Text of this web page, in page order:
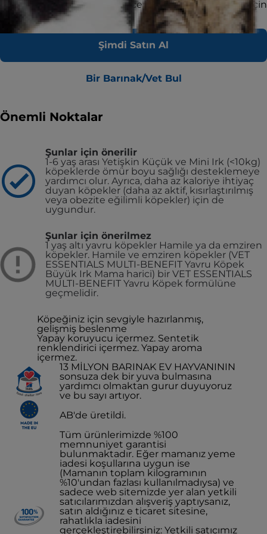
iyi hale getirmek ve daha nice yarınları desteklemek için
harika lezzetli beslenme.
Şimdi Satın Al
Bir Barınak/Vet Bul
Önemli Noktalar
Şunlar için önerilir
1-6 yaş arası Yetişkin Küçük ve Mini Irk (<10kg)
köpeklerde ömür boyu sağlığı desteklemeye
yardımcı olur. Ayrıca, daha az kaloriye ihtiyaç
duyan köpekler (daha az aktif, kısırlaştırılmış
veya obezite eğilimli köpekler) için de
uygundur.
Şunlar için önerilmez
1 yaş altı yavru köpekler Hamile ya da emziren
köpekler. Hamile ve emziren köpekler (VET
ESSENTIALS MULTI-BENEFIT Yavru Köpek
Büyük Irk Mama harici) bir VET ESSENTIALS
MULTI-BENEFIT Yavru Köpek formülüne
geçmelidir.
Köpeğiniz için sevgiyle hazırlanmış,
gelişmiş beslenme
Yapay koruyucu içermez. Sentetik
renklendirici içermez. Yapay aroma
içermez.
13 MİLYON BARINAK EV HAYVANININ
sonsuza dek bir yuva bulmasına
yardımcı olmaktan gurur duyuyoruz
ve bu sayı artıyor.
AB'de üretildi.
Tüm ürünlerimizde %100
memnuniyet garantisi
bulunmaktadır. Eğer mamanız yeme
iadesi koşullarına uygun ise
(Mamanın toplam kilogramının
%10'undan fazlası kullanılmadıysa) ve
sadece web sitemizde yer alan yetkili
satıcılarımızdan alışveriş yaptıysanız,
satın aldığınız e ticaret sitesine,
rahatlıkla iadesini
gerçekleştirebilirsiniz: Yetkili satıcımız